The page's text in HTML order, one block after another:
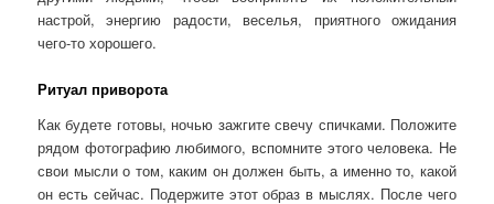
настрой, энергию радости, веселья, приятного ожидания
чего-то хорошего.
Ритуал приворота
Как будете готовы, ночью зажгите свечу спичками. Положите
рядом фотографию любимого, вспомните этого человека. Не
свои мысли о том, каким он должен быть, а именно то, какой
он есть сейчас. Подержите этот образ в мыслях. После чего